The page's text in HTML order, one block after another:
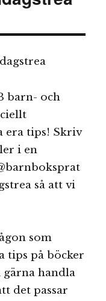
barn- och
era tips! Skriv
i en
så att vi
som
tips på böcker
handla
det passar